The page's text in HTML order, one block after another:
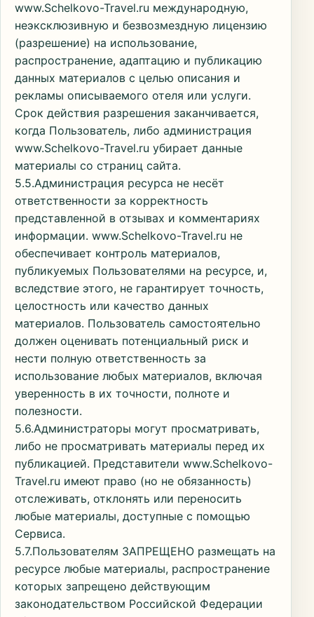
www.Schelkovo-Travel.ru международную,
неэксклюзивную и безвозмездную лицензию
(разрешение) на использование,
распространение, адаптацию и публикацию
данных материалов с целью описания и
рекламы описываемого отеля или услуги.
Срок действия разрешения заканчивается,
когда Пользователь, либо администрация
www.Schelkovo-Travel.ru убирает данные
материалы со страниц сайта.
5.5.Администрация ресурса не несёт
ответственности за корректность
представленной в отзывах и комментариях
информации. www.Schelkovo-Travel.ru не
обеспечивает контроль материалов,
публикуемых Пользователями на ресурсе, и,
вследствие этого, не гарантирует точность,
целостность или качество данных
материалов. Пользователь самостоятельно
должен оценивать потенциальный риск и
нести полную ответственность за
использование любых материалов, включая
уверенность в их точности, полноте и
полезности.
5.6.Администраторы могут просматривать,
либо не просматривать материалы перед их
публикацией. Представители www.Schelkovo-
Travel.ru имеют право (но не обязанность)
отслеживать, отклонять или переносить
любые материалы, доступные с помощью
Сервиса.
5.7.Пользователям ЗАПРЕЩЕНО размещать на
ресурсе любые материалы, распространение
которых запрещено действующим
законодательством Российской Федерации